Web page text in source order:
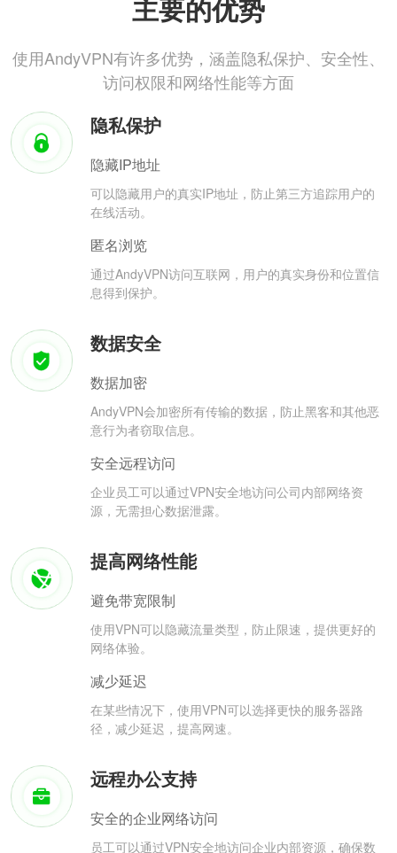
主要的优势
使用AndyVPN有许多优势，涵盖隐私保护、安全性、
访问权限和网络性能等方面
隐私保护
隐藏IP地址
可以隐藏用户的真实IP地址，防止第三方追踪用户的
在线活动。
匿名浏览
通过AndyVPN访问互联网，用户的真实身份和位置信
息得到保护。
数据安全
数据加密
AndyVPN会加密所有传输的数据，防止黑客和其他恶
意行为者窃取信息。
安全远程访问
企业员工可以通过VPN安全地访问公司内部网络资
源，无需担心数据泄露。
提高网络性能
避免带宽限制
使用VPN可以隐藏流量类型，防止限速，提供更好的
网络体验。
减少延迟
在某些情况下，使用VPN可以选择更快的服务器路
径，减少延迟，提高网速。
远程办公支持
安全的企业网络访问
员工可以通过VPN安全地访问企业内部资源，确保数